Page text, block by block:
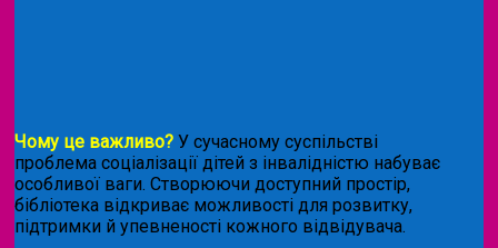
Чому це важливо? У сучасному суспільстві
проблема соціалізації дітей з інвалідністю набуває
особливої ваги. Створюючи доступний простір,
бібліотека відкриває можливості для розвитку,
підтримки й упевненості кожного відвідувача.